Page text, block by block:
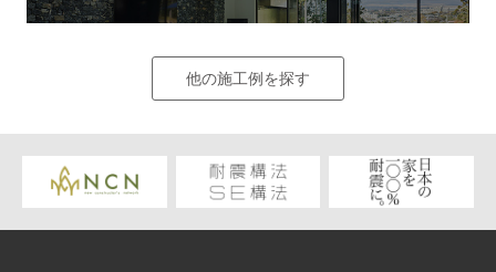
他の施工例を探す